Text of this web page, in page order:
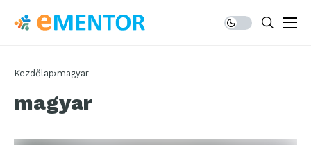
Kezdőlap magyar
magyar